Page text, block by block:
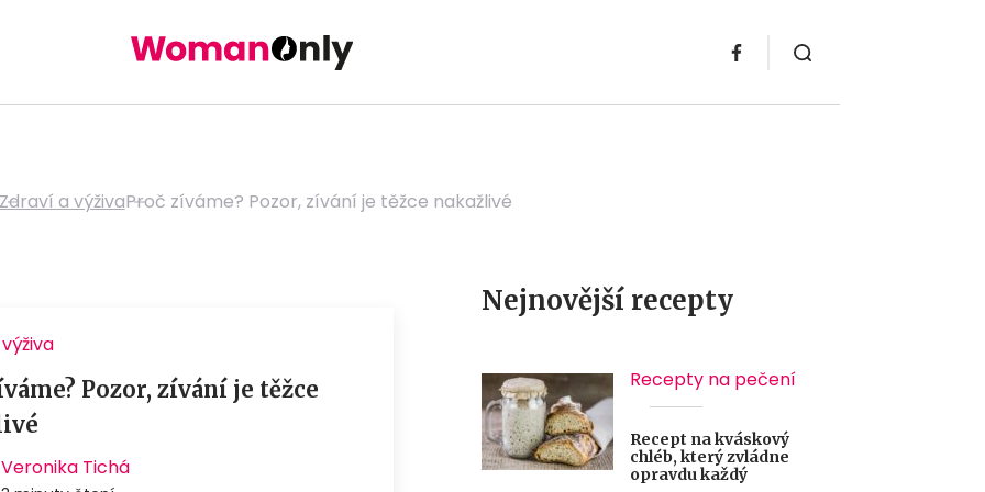
a výživaProč zíváme? Pozor, zívání je těžce nakažlivé
Nejnovější recepty
Recepty na pečení
Recept na kváskový
chléb, který zvládne
opravdu každý